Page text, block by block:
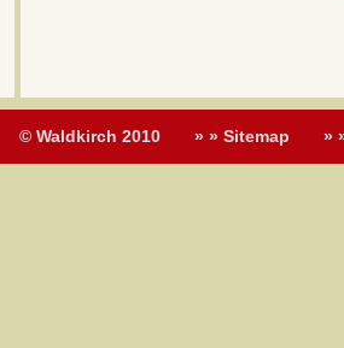
© Waldkirch 2010 » » Sitemap »